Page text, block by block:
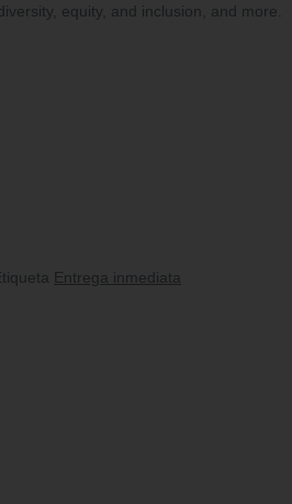
equity, and inclusion, and more.
Entrega inmediata